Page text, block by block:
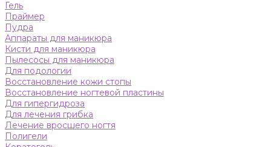
Гель
Праймер
Пудра
Аппараты для маникюра
Кисти для маникюра
Пылесосы для маникюра
Для подологии
Восстановление кожи стопы
Восстановление ногтевой пластины
Для гипергидроза
Для лечения грибка
Лечение вросшего ногтя
Полигели